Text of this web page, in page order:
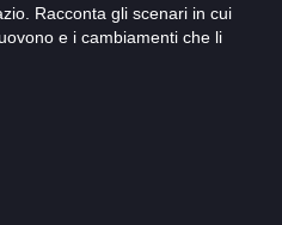
Racconta gli scenari in cui
e i cambiamenti che li